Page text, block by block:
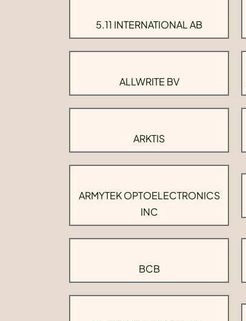
5.11 INTERNATIONAL AB
ALLWRITE BV
ARKTIS
ARMYTEK OPTOELECTRONICS
INC
BCB